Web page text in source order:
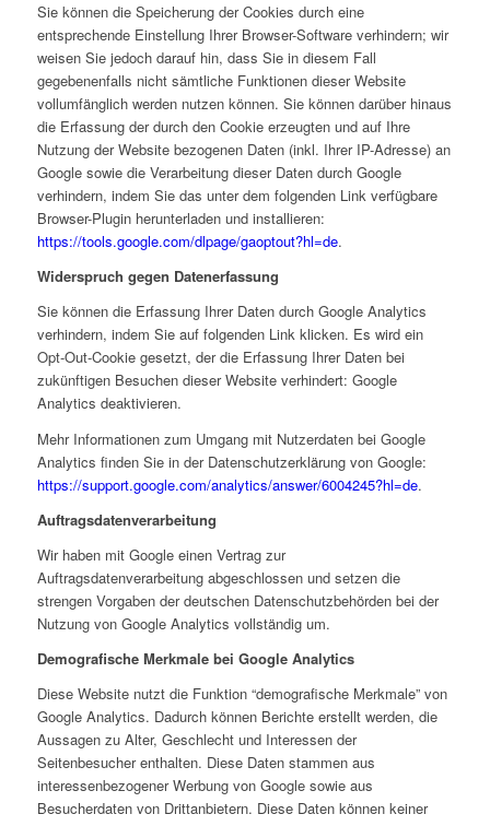
Sie können die Speicherung der Cookies durch eine
entsprechende Einstellung Ihrer Browser-Software verhindern; wir
weisen Sie jedoch darauf hin, dass Sie in diesem Fall
gegebenenfalls nicht sämtliche Funktionen dieser Website
vollumfänglich werden nutzen können. Sie können darüber hinaus
die Erfassung der durch den Cookie erzeugten und auf Ihre
Nutzung der Website bezogenen Daten (inkl. Ihrer IP-Adresse) an
Google sowie die Verarbeitung dieser Daten durch Google
verhindern, indem Sie das unter dem folgenden Link verfügbare
Browser-Plugin herunterladen und installieren:
https://tools.google.com/dlpage/gaoptout?hl=de.
Widerspruch gegen Datenerfassung
Sie können die Erfassung Ihrer Daten durch Google Analytics
verhindern, indem Sie auf folgenden Link klicken. Es wird ein
Opt-Out-Cookie gesetzt, der die Erfassung Ihrer Daten bei
zukünftigen Besuchen dieser Website verhindert: Google
Analytics deaktivieren.
Mehr Informationen zum Umgang mit Nutzerdaten bei Google
Analytics finden Sie in der Datenschutzerklärung von Google:
https://support.google.com/analytics/answer/6004245?hl=de.
Auftragsdatenverarbeitung
Wir haben mit Google einen Vertrag zur
Auftragsdatenverarbeitung abgeschlossen und setzen die
strengen Vorgaben der deutschen Datenschutzbehörden bei der
Nutzung von Google Analytics vollständig um.
Demografische Merkmale bei Google Analytics
Diese Website nutzt die Funktion “demografische Merkmale” von
Google Analytics. Dadurch können Berichte erstellt werden, die
Aussagen zu Alter, Geschlecht und Interessen der
Seitenbesucher enthalten. Diese Daten stammen aus
interessenbezogener Werbung von Google sowie aus
Besucherdaten von Drittanbietern. Diese Daten können keiner